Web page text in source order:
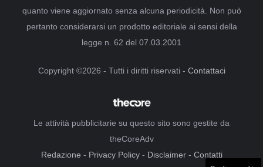
quanto viene aggiornato senza alcuna periodicità. Non può
pertanto considerarsi un prodotto editoriale ai sensi della
legge n. 62 del 07.03.2001
Copyright ©2026 - Tutti i diritti riservati - Contattaci
Le attività pubblicitarie su questo sito sono gestite da
theCoreAdv
Redazione - Privacy Policy- Disclaimer- Contatti